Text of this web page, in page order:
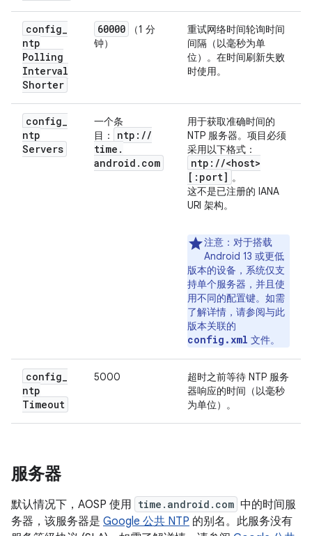
config_
ntp
Polling
Interval
Shorter
60000
（1 分
钟）
重试网络时间轮询时间
间隔（以毫秒为单
位）。在时间刷新失败
时使用。
config_
ntp
Servers
一个条
目：
ntp: //
time .
android . com
用于获取准确时间的
NTP 服务器。项目必须
采用以下格式：
ntp: //<host>
[:port] 。
这不是已注册的 IANA
URI 架构。
注意 ：对于搭载
Android 13 或更低
版本的设备，系统仅支
持单个服务器，并且使
用不同的配置键。如需
了解详情，请参阅与此
版本关联的
config.xml 文件。
config_
ntp
Timeout
5000
超时之前等待 NTP 服务
器响应的时间（以毫秒
为单位）。
服务器
默认情况下，AOSP 使用 time.android.com 中的时间服
务器，该服务器是 Google 公共 NTP 的别名。此服务没有